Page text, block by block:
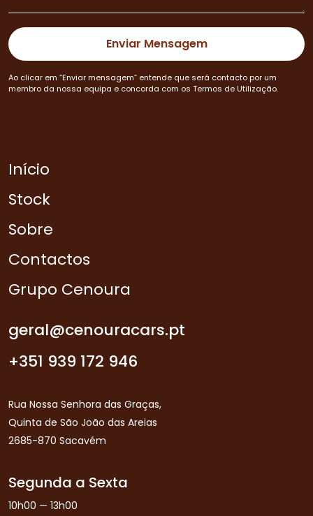
Ao clicar em “Enviar mensagem” entende que será contacto por um
membro da nossa equipa e concorda com os Termos de Utilização.
Início
Stock
Sobre
Contactos
Grupo Cenoura
geral@cenouracars.pt
+351 939 172 946
Rua Nossa Senhora das Graças,
Quinta de São João das Areias
2685-870 Sacavém
Segunda a Sexta
10h00 — 13h00